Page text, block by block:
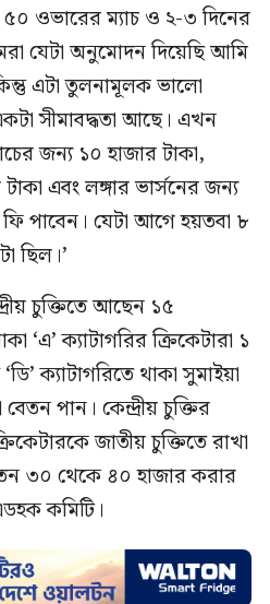
৫০ ওভারের ম্যাচ ও ২-৩ দিনের
যেটা অনুমোদন দিয়েছি আমি
এটা তুলনামূলক ভালো
সীমাবদ্ধতা আছে। এখন
জন্য ১০ হাজার টাকা,
এবং লঙ্গার ভার্সনের জন্য
পাবেন। যেটা আগে হয়তবা ৮
ছিল।’
চুক্তিতে আছেন ১৫
‘এ’ ক্যাটাগরির ক্রিকেটারা ১
ক্যাটাগরিতে থাকা সুমাইয়া
পান। কেন্দ্রীয় চুক্তির
জাতীয় চুক্তিতে রাখা
৩০ থেকে ৪০ হাজার করার
কমিটি।